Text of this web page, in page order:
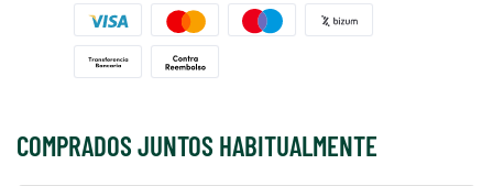
COMPRADOS JUNTOS HABITUALMENTE